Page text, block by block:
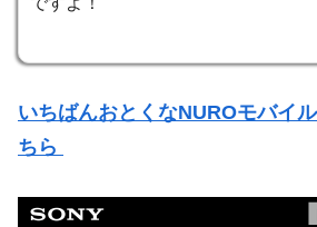
いちばんおとくなNUROモバイ
ちら